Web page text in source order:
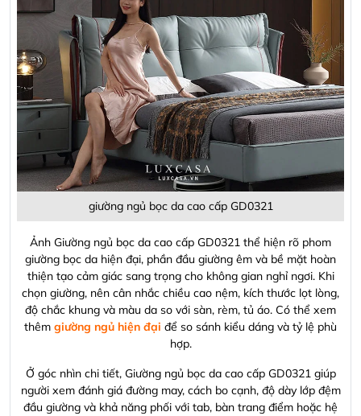
giường ngủ bọc da cao cấp GD0321
Ảnh Giường ngủ bọc da cao cấp GD0321 thể hiện rõ phom
giường bọc da hiện đại, phần đầu giường êm và bề mặt hoàn
thiện tạo cảm giác sang trọng cho không gian nghỉ ngơi. Khi
chọn giường, nên cân nhắc chiều cao nệm, kích thước lọt lòng,
độ chắc khung và màu da so với sàn, rèm, tủ áo. Có thể xem
thêm giường ngủ hiện đại để so sánh kiểu dáng và tỷ lệ phù
hợp.
Ở góc nhìn chi tiết, Giường ngủ bọc da cao cấp GD0321 giúp
người xem đánh giá đường may, cách bo cạnh, độ dày lớp đệm
đầu giường và khả năng phối với tab, bàn trang điểm hoặc hệ